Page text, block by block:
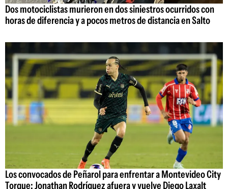
Dos motociclistas murieron en dos siniestros ocurridos con
horas de diferencia y a pocos metros de distancia en Salto
Los convocados de Peñarol para enfrentar a Montevideo City
Torque: Jonathan Rodríguez afuera y vuelve Diego Laxalt